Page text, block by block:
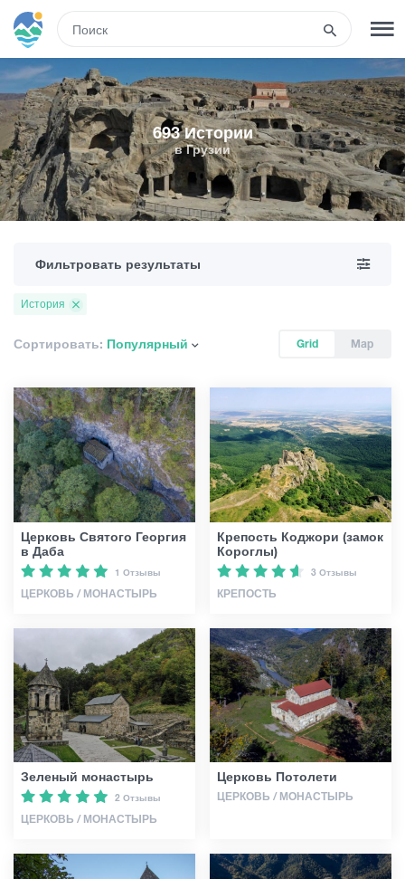
РЕГИСТРАЦИЯ ВХОД
Развлечения
Туры
Еда и вино
Гиды
Статьи
Транспорт
События
Планирование поездки
Грузия
693 Истории
в Грузии
Фильтровать результаты
Grid Map
Сортировать: Популярный
История
Церковь Святого Георгия
в Даба
1 Отзывы
ЦЕРКОВЬ / МОНАСТЫРЬ
Крепость Коджори (замок
Короглы)
3 Отзывы
КРЕПОСТЬ
Зеленый монастырь
2 Отзывы
ЦЕРКОВЬ / МОНАСТЫРЬ
Церковь Потолети
ЦЕРКОВЬ / МОНАСТЫРЬ